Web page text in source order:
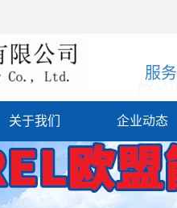
服
关于我们
公司简介
企业动态